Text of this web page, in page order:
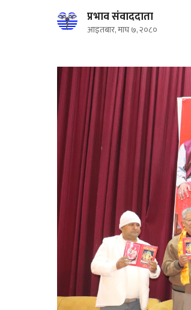
प्रभाव संवाददाता
आइतबार, माघ ७, २०८०